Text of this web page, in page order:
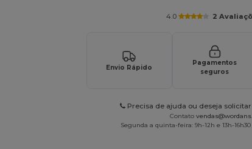
4.0 2
Envio Rápido
Pagamentos
seguros
Precisa de ajuda ou deseja
Contato
Segunda a quinta-feira: 9h-12h e 13h-